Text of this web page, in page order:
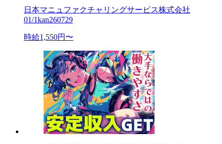
日本マニュファクチャリングサービス株式会社
01/1kan260729
時給1,550円〜